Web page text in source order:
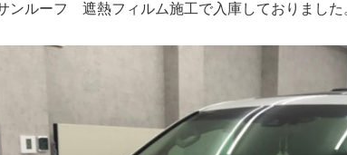
ンルーフ 遮熱フィルム施工で入庫しておりました